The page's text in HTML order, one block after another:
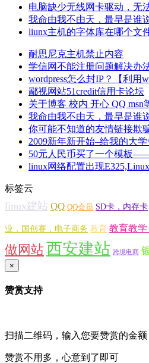
电脑缺少无线网卡驱动，无
我命由我不由天，最早是谁
liunx主机的字体库在哪个文
耐思尼克主机禁止内容
学信网不能注册问题解决办
wordpress怎么封IP？【利用
鄙视网站51credit信用卡论坛
关于博客 校内 开心 QQ
我命由我不由天，最早是谁
你可能不知道的友情链接欺
2009新年新开始–给我的大
50元人民币买了一个模板
linux网络配置出现
标签云
linux建站 QQ QQ会员 SD卡，内存卡
业，国创赛，电子商务 教育 教育教学
做网站西安建站 跨境电商
×
赞赏支持
扫描二维码，输入您要赞赏的金额
赞赏不用多，心意到了即可